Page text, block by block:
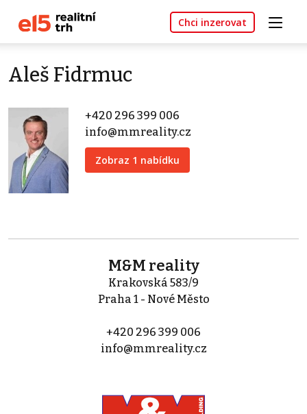
Chci inzerovat
Aleš Fidrmuc
+420 296 399 006
info@mmreality.cz
Zobraz 1 nabídku
M&M reality
Krakovská 583/9
Praha 1 - Nové Město
+420 296 399 006
info@mmreality.cz